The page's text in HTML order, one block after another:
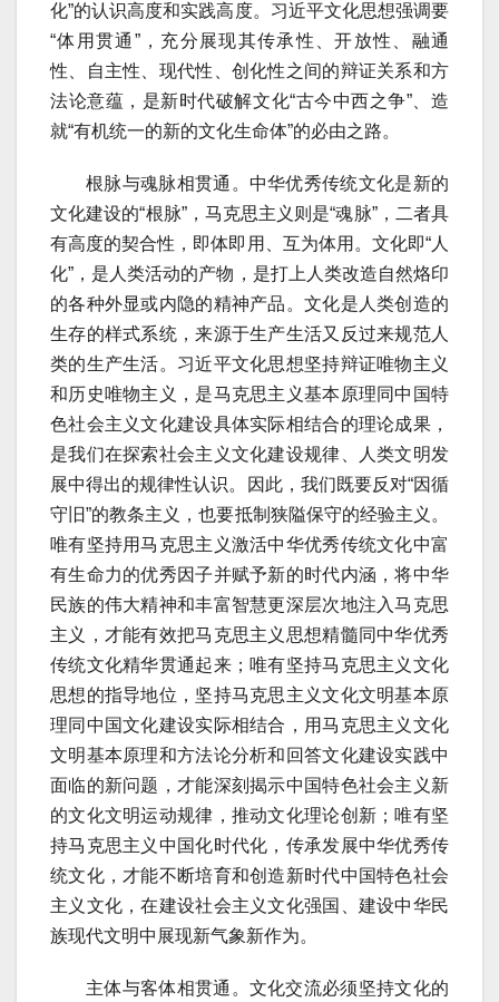
化”的认识高度和实践高度。习近平文化思想强调要
“体用贯通”，充分展现其传承性、开放性、融通
性、自主性、现代性、创化性之间的辩证关系和方
法论意蕴，是新时代破解文化“古今中西之争”、造
就“有机统一的新的文化生命体”的必由之路。
根脉与魂脉相贯通。中华优秀传统文化是新的
文化建设的“根脉”，马克思主义则是“魂脉”，二者具
有高度的契合性，即体即用、互为体用。文化即“人
化”，是人类活动的产物，是打上人类改造自然烙印
的各种外显或内隐的精神产品。文化是人类创造的
生存的样式系统，来源于生产生活又反过来规范人
类的生产生活。习近平文化思想坚持辩证唯物主义
和历史唯物主义，是马克思主义基本原理同中国特
色社会主义文化建设具体实际相结合的理论成果，
是我们在探索社会主义文化建设规律、人类文明发
展中得出的规律性认识。因此，我们既要反对“因循
守旧”的教条主义，也要抵制狭隘保守的经验主义。
唯有坚持用马克思主义激活中华优秀传统文化中富
有生命力的优秀因子并赋予新的时代内涵，将中华
民族的伟大精神和丰富智慧更深层次地注入马克思
主义，才能有效把马克思主义思想精髓同中华优秀
传统文化精华贯通起来；唯有坚持马克思主义文化
思想的指导地位，坚持马克思主义文化文明基本原
理同中国文化建设实际相结合，用马克思主义文化
文明基本原理和方法论分析和回答文化建设实践中
面临的新问题，才能深刻揭示中国特色社会主义新
的文化文明运动规律，推动文化理论创新；唯有坚
持马克思主义中国化时代化，传承发展中华优秀传
统文化，才能不断培育和创造新时代中国特色社会
主义文化，在建设社会主义文化强国、建设中华民
族现代文明中展现新气象新作为。
主体与客体相贯通。文化交流必须坚持文化的